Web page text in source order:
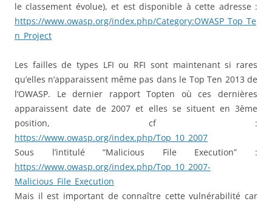
le classement évolue), et est disponible à cette adresse :
https://www.owasp.org/index.php/Category:OWASP_Top_Te
n_Project
Les failles de types LFI ou RFI sont maintenant si rares
qu’elles n’apparaissent même pas dans le Top Ten 2013 de
l’OWASP. Le dernier rapport Topten où ces dernières
apparaissent date de 2007 et elles se situent en 3ème
position, cf :
https://www.owasp.org/index.php/Top_10_2007
Sous l’intitulé “Malicious File Execution” :
https://www.owasp.org/index.php/Top_10_2007-
Malicious_File_Execution
Mais il est important de connaître cette vulnérabilité car